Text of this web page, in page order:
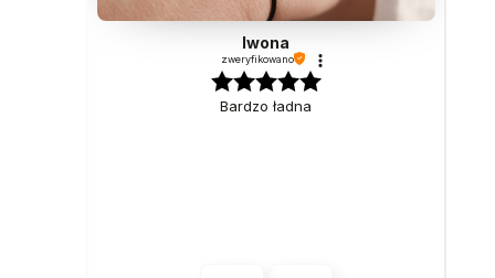
Iwona
zweryfikowano
Bardzo ładna